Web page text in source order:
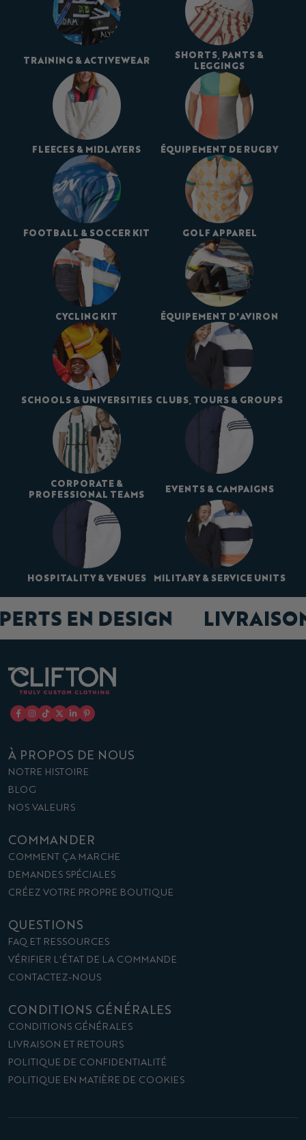
TRAINING & ACTIVEWEAR
SHORTS, PANTS &
LEGGINGS
FLEECES & MIDLAYERS ÉQUIPEMENT DE RUGBY
FOOTBALL & SOCCER KIT GOLF APPAREL
CYCLING KIT ÉQUIPEMENT D'AVIRON
SCHOOLS & UNIVERSITIES CLUBS, TOURS & GROUPS
CORPORATE &
PROFESSIONAL TEAMS
EVENTS & CAMPAIGNS
HOSPITALITY & VENUES MILITARY & SERVICE UNITS
EN DESIGN
À PROPOS DE NOUS
NOTRE HISTOIRE
BLOG
NOS VALEURS
COMMANDER
COMMENT ÇA MARCHE
DEMANDES SPÉCIALES
CRÉEZ VOTRE PROPRE BOUTIQUE
QUESTIONS
FAQ ET RESSOURCES
VÉRIFIER L'ÉTAT DE LA COMMANDE
CONTACTEZ-NOUS
CONDITIONS GÉNÉRALES
CONDITIONS GÉNÉRALES
LIVRAISON ET RETOURS
POLITIQUE DE CONFIDENTIALITÉ
POLITIQUE EN MATIÈRE DE COOKIES